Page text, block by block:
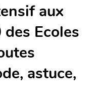
aux
Ecoles
astuce,